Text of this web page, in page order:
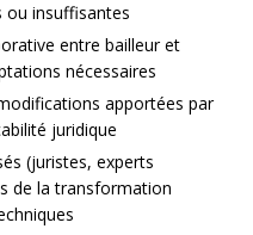
ou insuffisantes
entre bailleur et
nécessaires
apportées par
juridique
(juristes, experts
de la transformation